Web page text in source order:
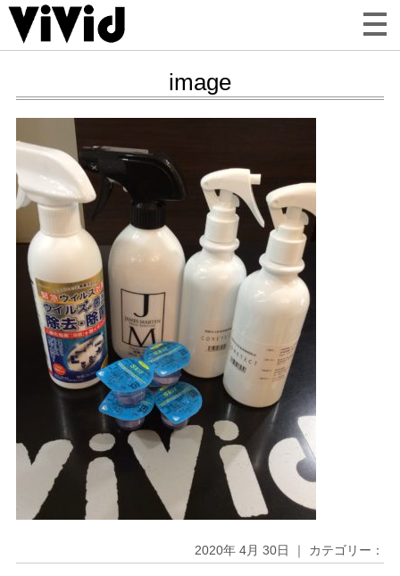
image
2020年 4月 30日 ｜ カテゴリー：